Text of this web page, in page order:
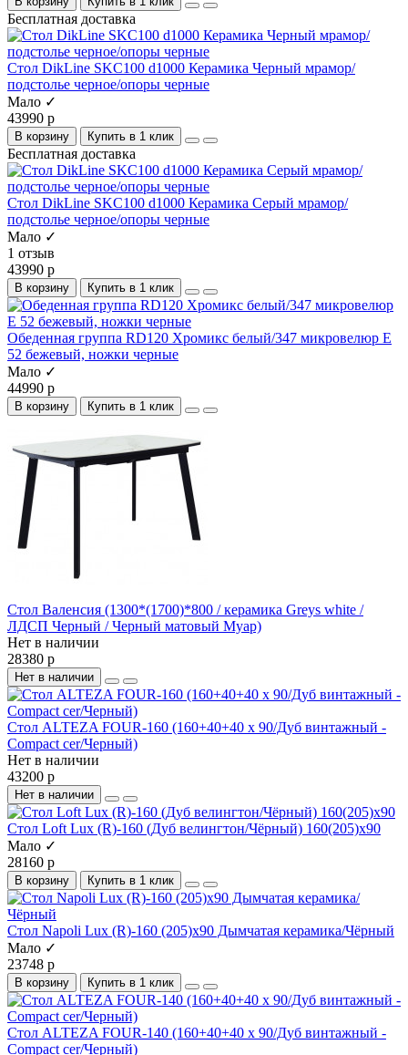
Бесплатная доставка
Стол DikLine SKC100 d1000 Керамика Черный мрамор/
подстолье черное/опоры черные
Мало ✓
43990 р
В корзину Купить в 1 клик
Бесплатная доставка
Стол DikLine SKC100 d1000 Керамика Серый мрамор/
подстолье черное/опоры черные
Мало ✓
1 отзыв
43990 р
В корзину Купить в 1 клик
Обеденная группа RD120 Хромикс белый/347 микровелюр E
52 бежевый, ножки черные
Мало ✓
44990 р
В корзину Купить в 1 клик
Стол Валенсия (1300*(1700)*800 / керамика Greys white /
ЛДСП Черный / Черный матовый Муар)
Нет в наличии
28380 р
Нет в наличии
Стол ALTEZA FOUR-160 (160+40+40 x 90/Дуб винтажный -
Compact cer/Черный)
Нет в наличии
43200 р
Нет в наличии
Стол Loft Lux (R)-160 (Дуб велингтон/Чёрный) 160(205)х90
Мало ✓
28160 р
В корзину Купить в 1 клик
Стол Napoli Lux (R)-160 (205)х90 Дымчатая керамика/Чёрный
Мало ✓
23748 р
В корзину Купить в 1 клик
Стол ALTEZA FOUR-140 (160+40+40 x 90/Дуб винтажный -
Compact cer/Черный)